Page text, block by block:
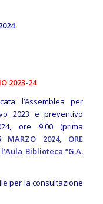
2023-24
l’Assemblea per
2023 e preventivo
ore 9.00 (prima
2024, ORE
Biblioteca “G.A.
per la consultazione